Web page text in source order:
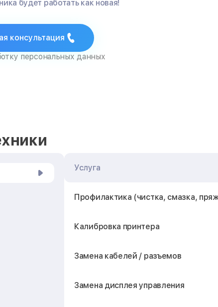
будет работать как новая!
консультация
персональных данных
Услуга
Профилактика (чистка, смазка,
Калибровка принтера
Замена кабелей / разъемов
Замена дисплея управления